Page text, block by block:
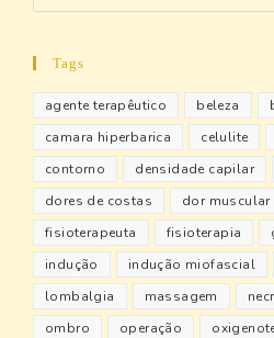
Tags
agente terapêutico beleza
camara hiperbarica
celulite
contorno
densidade capilar
dores de costas
dor muscular
fisioterapeuta
fisioterapia
indução
indução miofascial
lombalgia
massagem
ombro
operação